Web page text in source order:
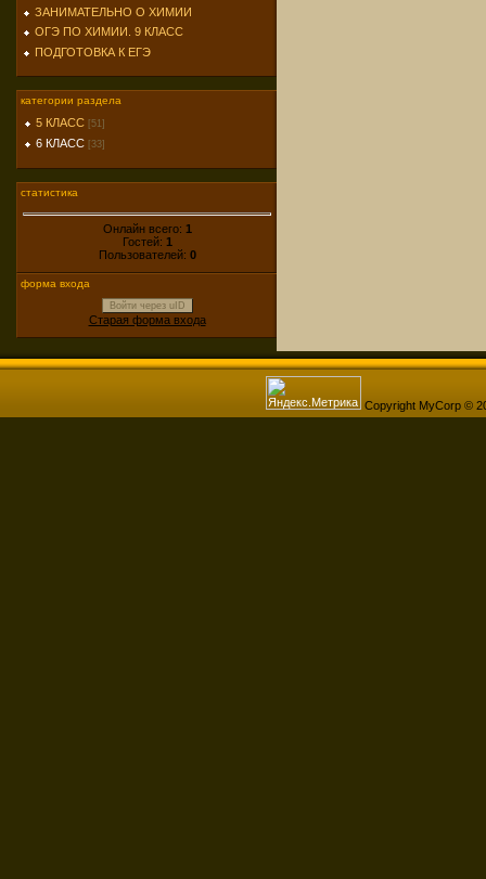
ЗАНИМАТЕЛЬНО О ХИМИИ
ОГЭ ПО ХИМИИ. 9 КЛАСС
ПОДГОТОВКА К ЕГЭ
категории раздела
5 КЛАСС [51]
6 КЛАСС [33]
статистика
Онлайн всего: 1
Гостей: 1
Пользователей: 0
форма входа
Войти через uID
Старая форма входа
Copyright MyCorp ©